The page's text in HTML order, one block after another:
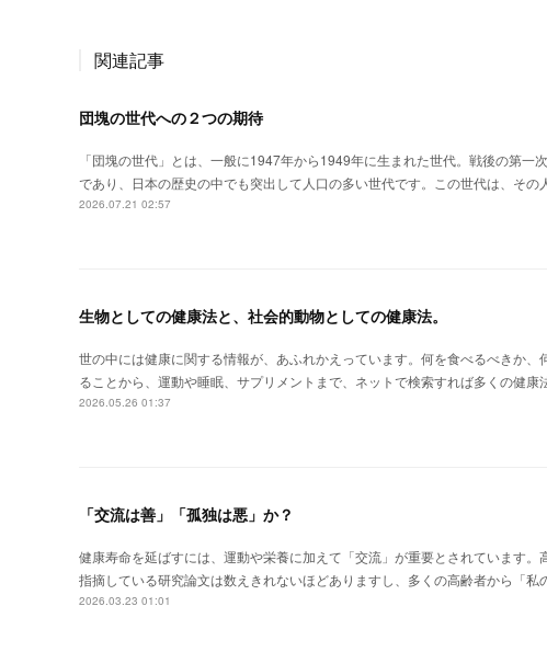
関連記事
団塊の世代への２つの期待
「団塊の世代」とは、一般に1947年から1949年に生まれた世代。戦後の第一
であり、日本の歴史の中でも突出して人口の多い世代です。この世代は、そ
2026.07.21 02:57
生物としての健康法と、社会的動物としての健康法。
世の中には健康に関する情報が、あふれかえっています。何を食べるべきか
ることから、運動や睡眠、サプリメントまで、ネットで検索すれば多くの健
2026.05.26 01:37
「交流は善」「孤独は悪」か？
健康寿命を延ばすには、運動や栄養に加えて「交流」が重要とされています
指摘している研究論文は数えきれないほどありますし、多くの高齢者から「
2026.03.23 01:01